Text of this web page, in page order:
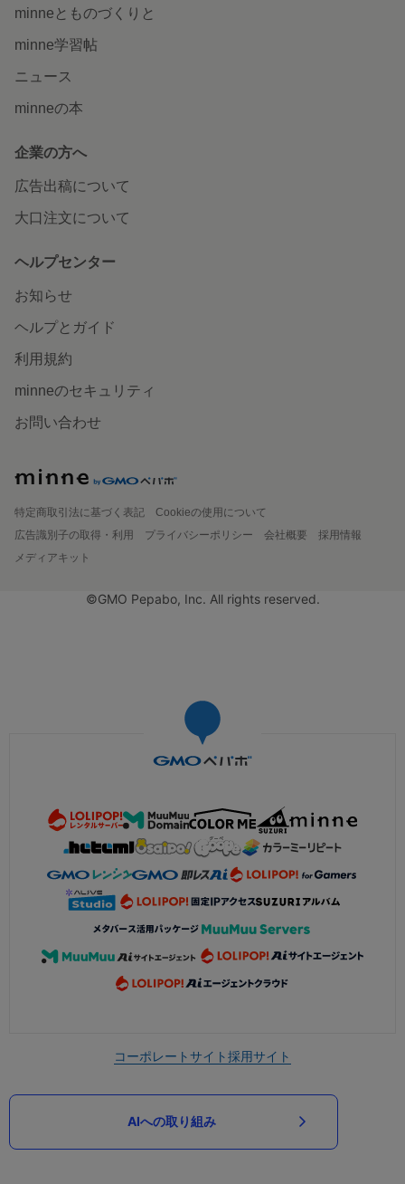
minneとものづくりと
minne学習帖
ニュース
minneの本
企業の方へ
広告出稿について
大口注文について
ヘルプセンター
お知らせ
ヘルプとガイド
利用規約
minneのセキュリティ
お問い合わせ
特定商取引法に基づく表記
Cookieの使用について
広告識別子の取得・利用
プライバシーポリシー 会社概要
採用情報
メディアキット
©GMO Pepabo, Inc. All rights reserved.
コーポレートサイト採用サイト
AIへの取り組み